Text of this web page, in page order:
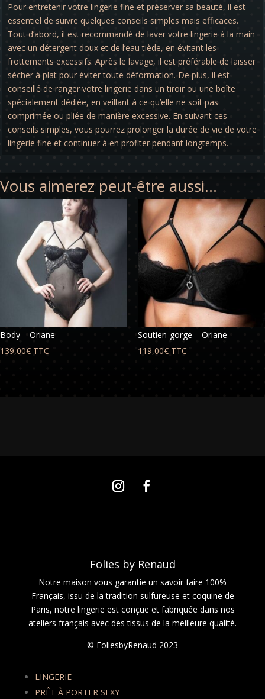
Pour entretenir votre lingerie fine et préserver sa beauté, il est
essentiel de suivre quelques conseils simples mais efficaces.
Tout d’abord, il est recommandé de laver votre lingerie à la main
avec un détergent doux et de l’eau tiède, en évitant les
frottements excessifs. Après le lavage, il est préférable de laisser
sécher à plat pour éviter toute déformation. De plus, il est
conseillé de ranger votre lingerie dans un tiroir ou une boîte
spécialement dédiée, en veillant à ce qu’elle ne soit pas
comprimée ou pliée de manière excessive. En suivant ces
conseils simples, vous pourrez prolonger la durée de vie de votre
lingerie fine et continuer à en profiter pendant longtemps.
Vous aimerez peut-être aussi…
Body – Oriane
139,00€ TTC
Soutien-gorge – Oriane
119,00€ TTC
Folies by Renaud
Notre maison vous garantie un savoir faire 100%
Français, issu de la tradition sulfureuse et coquine de
Paris, notre lingerie est conçue et fabriquée dans nos
ateliers français avec des tissus de la meilleure qualité.
© FoliesbyRenaud 2023
LINGERIE
PRÊT À PORTER SEXY